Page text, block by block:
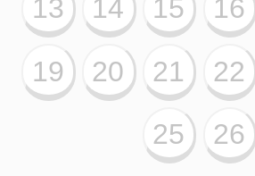
Ferramenta
assinantes